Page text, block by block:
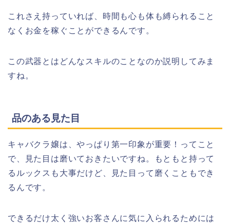
これさえ持っていれば、時間も心も体も縛られること
なくお金を稼ぐことができるんです。
この武器とはどんなスキルのことなのか説明してみま
すね。
品のある見た目
キャバクラ嬢は、やっぱり第一印象が重要！ってこと
で、見た目は磨いておきたいですね。もともと持って
るルックスも大事だけど、見た目って磨くこともでき
るんです。
できるだけ太く強いお客さんに気に入られるためには